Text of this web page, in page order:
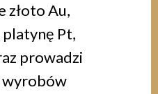
złoto Au,
Pt,
prowadzi
wyrobów